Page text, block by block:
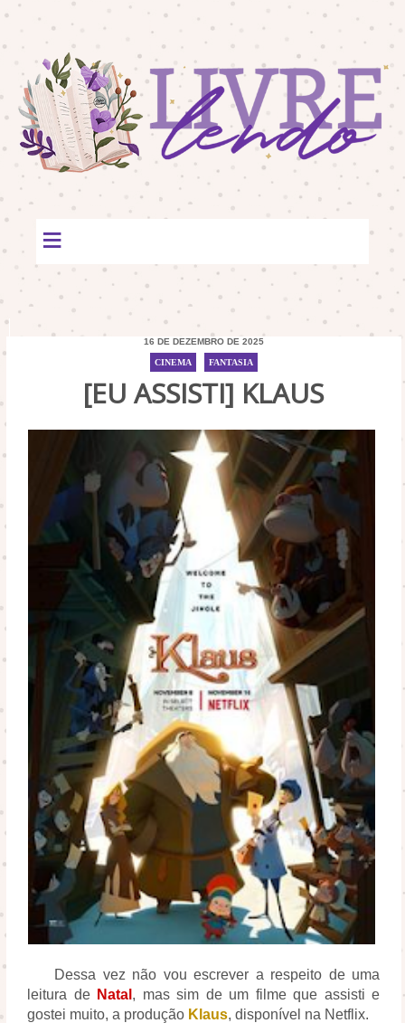
≡
16 DE DEZEMBRO DE 2025
CINEMA FANTASIA
[EU ASSISTI] KLAUS
Dessa vez não vou escrever a respeito de uma
leitura de Natal , mas sim de um filme que assisti e
gostei muito, a produção Klaus, disponível na Netflix.